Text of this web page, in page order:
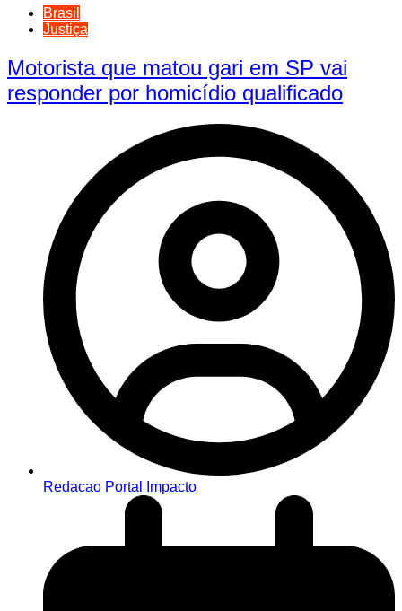
Brasil
Justiça
Motorista que matou gari em SP vai
responder por homicídio qualificado
Redacao Portal Impacto